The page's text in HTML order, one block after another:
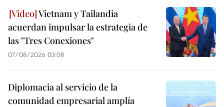
Vietnam y Tailandia
acuerdan impulsar la estrategia de
las "Tres Conexiones"
07/08/2026 03:08
Diplomacia al servicio de la
comunidad empresarial amplía